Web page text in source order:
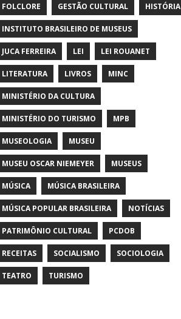
FOLCLORE GESTÃO CULTURAL HISTÓRIA
INSTITUTO BRASILEIRO DE MUSEUS
JUCA FERREIRA LEI LEI ROUANET
LITERATURA LIVROS MINC
MINISTÉRIO DA CULTURA
MINISTÉRIO DO TURISMO MPB
MUSEOLOGIA MUSEU
MUSEU OSCAR NIEMEYER MUSEUS
MÚSICA MÚSICA BRASILEIRA
MÚSICA POPULAR BRASILEIRA NOTÍCIAS
PATRIMÔNIO CULTURAL PCDOB
RECEITAS SOCIALISMO SOCIOLOGIA
TEATRO TURISMO